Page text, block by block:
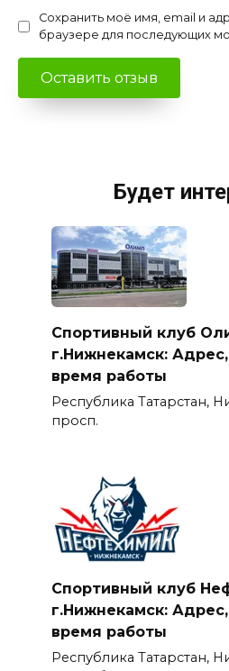
Сохранить моё имя, email и
браузере для последующих
Будет
Спортивный клуб
г.Нижнекамск:
время работы
Республика Татарстан,
просп.
Спортивный клуб
г.Нижнекамск:
время работы
Республика Татарстан,